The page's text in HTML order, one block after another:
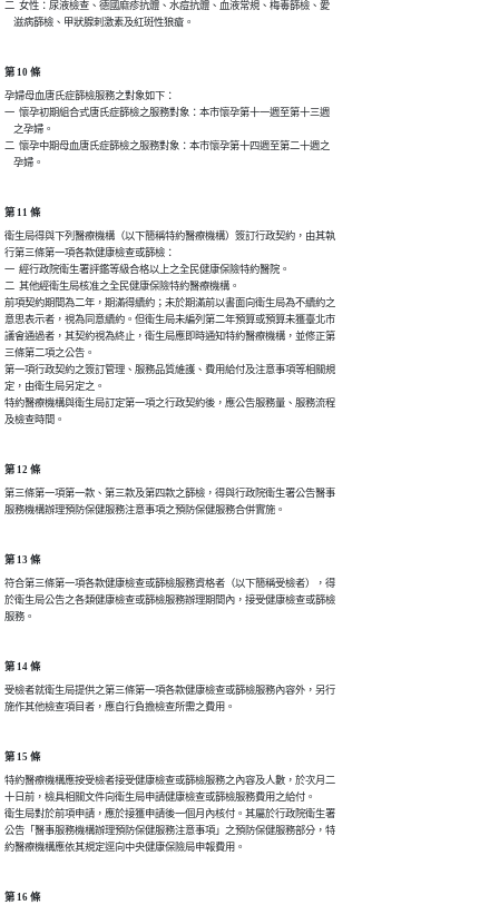
二  女性：尿液檢查、德國麻疹抗體、水痘抗體、血液常規、梅毒篩檢、愛
    滋病篩檢、甲狀腺刺激素及紅斑性狼瘡。
第 10 條
孕婦母血唐氏症篩檢服務之對象如下：
一  懷孕初期組合式唐氏症篩檢之服務對象：本市懷孕第十一週至第十三週
    之孕婦。
二  懷孕中期母血唐氏症篩檢之服務對象：本市懷孕第十四週至第二十週之
    孕婦。
第 11 條
衛生局得與下列醫療機構（以下簡稱特約醫療機構）簽訂行政契約，由其執
行第三條第一項各款健康檢查或篩檢：
一  經行政院衛生署評鑑等級合格以上之全民健康保險特約醫院。
二  其他經衛生局核准之全民健康保險特約醫療機構。
前項契約期間為二年，期滿得續約；未於期滿前以書面向衛生局為不續約之
意思表示者，視為同意續約。但衛生局未編列第二年預算或預算未獲臺北市
議會通過者，其契約視為終止，衛生局應即時通知特約醫療機構，並修正第
三條第二項之公告。
第一項行政契約之簽訂管理、服務品質維護、費用給付及注意事項等相關規
定，由衛生局另定之。
特約醫療機構與衛生局訂定第一項之行政契約後，應公告服務量、服務流程
及檢查時間。
第 12 條
第三條第一項第一款、第三款及第四款之篩檢，得與行政院衛生署公告醫事
服務機構辦理預防保健服務注意事項之預防保健服務合併實施。
第 13 條
符合第三條第一項各款健康檢查或篩檢服務資格者（以下簡稱受檢者），得
於衛生局公告之各類健康檢查或篩檢服務辦理期間內，接受健康檢查或篩檢
服務。
第 14 條
受檢者就衛生局提供之第三條第一項各款健康檢查或篩檢服務內容外，另行
施作其他檢查項目者，應自行負擔檢查所需之費用。
第 15 條
特約醫療機構應按受檢者接受健康檢查或篩檢服務之內容及人數，於次月二
十日前，檢具相關文件向衛生局申請健康檢查或篩檢服務費用之給付。
衛生局對於前項申請，應於接獲申請後一個月內核付。其屬於行政院衛生署
公告「醫事服務機構辦理預防保健服務注意事項」之預防保健服務部分，特
約醫療機構應依其規定逕向中央健康保險局申報費用。
第 16 條